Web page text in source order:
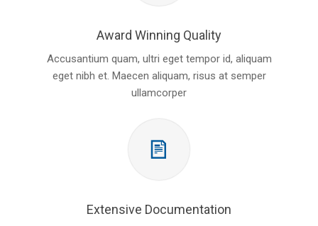
Award Winning Quality
Accusantium quam, ultri eget tempor id, aliquam
eget nibh et. Maecen aliquam, risus at semper
ullamcorper
Extensive Documentation